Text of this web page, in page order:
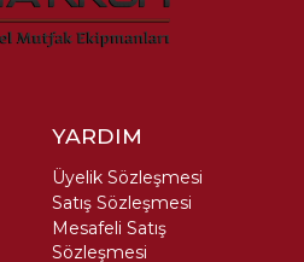
YARDIM
Üyelik Sözleşmesi
Satış Sözleşmesi
Mesafeli Satış
Sözleşmesi